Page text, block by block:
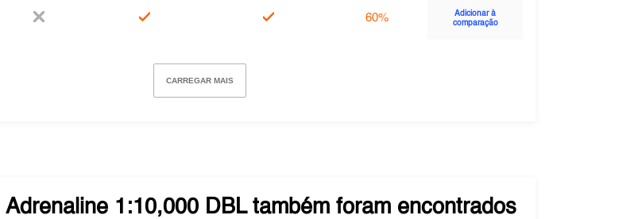
60%
Adicionar à
comparação
CARREGAR MAIS
Adrenaline 1:10,000 DBLtambém foram encontrados